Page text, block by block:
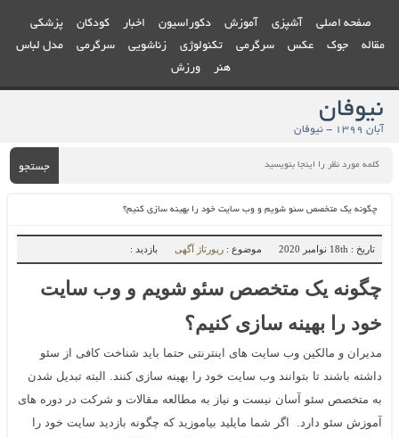
صفحه اصلی آشپزی آموزش دکوراسیون اخبار کودکان
پزشکی
مقاله
جوک عکس سرگرمی تکنولوژی زناشویی سرگرمی
مدل لباس
هنر
ورزش
نیوفان
آبان ۱۳۹۹ - نیوفان
جستجو
چگونه یک متخصص سئو شویم و وب سایت خود را بهینه سازی کنیم؟
تاریخ : 18th نوامبر 2020 موضوع : رپورتاژ آگهی بازدید :
چگونه یک متخصص سئو شویم و وب سایت
خود را بهینه سازی کنیم؟
مدیران و مالکین وب سایت های اینترنتی حتما باید شناخت کافی از سئو
داشته باشند تا بتوانند وب سایت خود را بهینه سازی کنند. البته تبدیل شدن
به متخصص سئو آسان نیست و نیاز به مطالعه مقالات و شرکت در دوره های
آموزش سئو دارد.
اگر شما مایلید بیاموزید که چگونه بازدید سایت خود را